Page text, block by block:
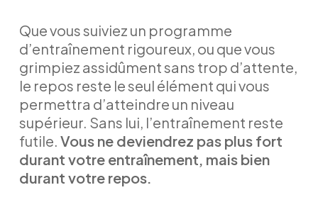
Que vous suiviez un programme
d’entraînement rigoureux, ou que vous
grimpiez assidûment sans trop d’attente,
le repos reste le seul élément qui vous
permettra d’atteindre un niveau
supérieur. Sans lui, l’entraînement reste
futile. Vous ne deviendrez pas plus fort
durant votre entraînement, mais bien
durant votre repos.